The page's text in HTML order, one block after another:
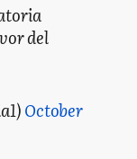
del
October